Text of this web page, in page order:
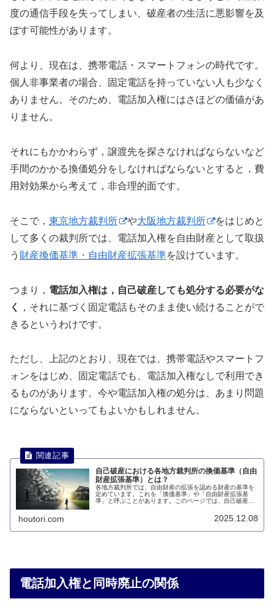
度の通信手段を失ってしまい、破産者の生活に悪影響を及
ぼす可能性があります。
何より、現在は、携帯電話・スマートフォンの時代です。
個人非事業者の場合、固定電話を持っていない人も少なく
ありません。そのため、電話加入権にはさほどの価値があ
りません。
それにもかかわらず，譲渡先を探さなければならないなど
手間のかかる換価処分をしなければならないとすると，費
用対効果から考えて，非合理的面です。
そこで， 東京地方裁判所 や大阪地方裁判所
をはじめと
して多くの裁判所では、電話加入権を自由財産として取扱
う 財産換価基準・自由財産拡張基準を設けています。
つまり， 電話加入権は，自己破産しても処分する必要がな
く
，それに基づく固定電話もそのまま使い続けることがで
きるというわけです。
ただし、上記のとおり、現在では、携帯電話やスマートフ
ォンをはじめ、固定電話でも、電話加入権なしで利用でき
るものがあります。今や電話加入権の処分は、あまり問題
にならないといってもよいかもしれません。
自己破産における各地方裁判所の換価基準（自由
財産拡張基準）とは？
各地方裁判所では、自由財産の拡張を認める財産の基準を
定めています。これを「換価基準」や「自由財産拡張基
準」と呼ぶことがあります。このページでは、自己破産に
houtori.com 2025.12.08
電話加入権と同時廃止の関係